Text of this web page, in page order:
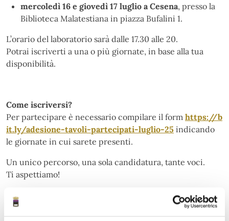
mercoledì 16 e giovedì 17 luglio a Cesena, presso la
Biblioteca Malatestiana in piazza Bufalini 1.
L’orario del laboratorio sarà dalle 17.30 alle 20.
Potrai iscriverti a una o più giornate, in base alla tua
disponibilità.
Come iscriversi?
Per partecipare è necessario compilare il form https://b
it.ly/adesione-tavoli-partecipati-luglio-25 indicando
le giornate in cui sarete presenti.
Un unico percorso, una sola candidatura, tante voci.
Ti aspettiamo!